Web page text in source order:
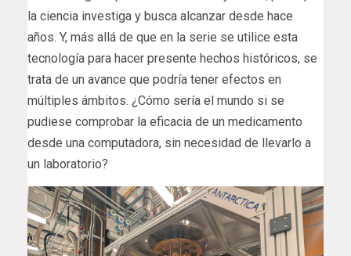
la ciencia investiga y busca alcanzar desde hace
años. Y, más allá de que en la serie se utilice esta
tecnología para hacer presente hechos históricos, se
trata de un avance que podría tener efectos en
múltiples ámbitos. ¿Cómo sería el mundo si se
pudiese comprobar la eficacia de un medicamento
desde una computadora, sin necesidad de llevarlo a
un laboratorio?